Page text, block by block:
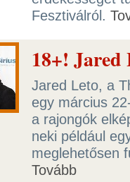
Fesztiválról.
18+! Jared
Jared Leto, a
egy március
a rajongók
neki például
meglehetősen
Tovább